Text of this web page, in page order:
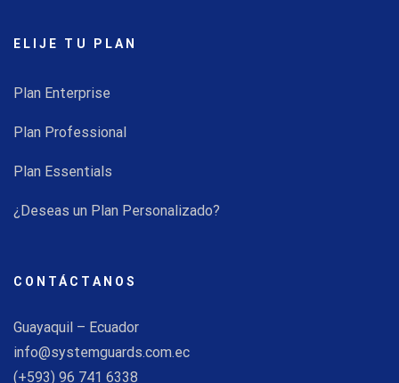
ELIJE TU PLAN
Plan Enterprise
Plan Professional
Plan Essentials
¿Deseas un Plan Personalizado?
CONTÁCTANOS
Guayaquil – Ecuador
info@systemguards.com.ec
(+593) 96 741 6338